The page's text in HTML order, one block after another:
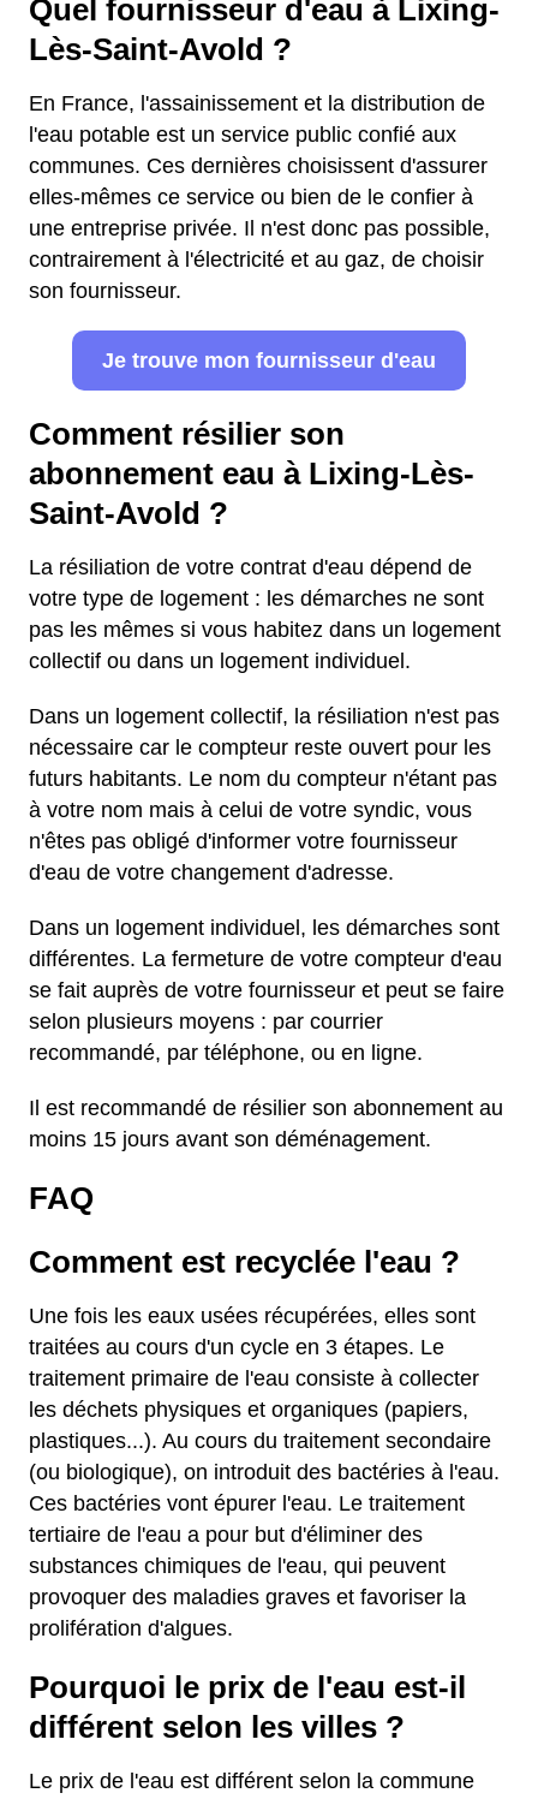
Quel fournisseur d'eau à Lixing-
Lès-Saint-Avold ?
En France, l'assainissement et la distribution de
l'eau potable est un service public confié aux
communes. Ces dernières choisissent d'assurer
elles-mêmes ce service ou bien de le confier à
une entreprise privée. Il n'est donc pas possible,
contrairement à l'électricité et au gaz, de choisir
son fournisseur.
Je trouve mon fournisseur d'eau
Comment résilier son
abonnement eau à Lixing-Lès-
Saint-Avold ?
La résiliation de votre contrat d'eau dépend de
votre type de logement : les démarches ne sont
pas les mêmes si vous habitez dans un logement
collectif ou dans un logement individuel.
Dans un logement collectif, la résiliation n'est pas
nécessaire car le compteur reste ouvert pour les
futurs habitants. Le nom du compteur n'étant pas
à votre nom mais à celui de votre syndic, vous
n'êtes pas obligé d'informer votre fournisseur
d'eau de votre changement d'adresse.
Dans un logement individuel, les démarches sont
différentes. La fermeture de votre compteur d'eau
se fait auprès de votre fournisseur et peut se faire
selon plusieurs moyens : par courrier
recommandé, par téléphone, ou en ligne.
Il est recommandé de résilier son abonnement au
moins 15 jours avant son déménagement.
FAQ
Comment est recyclée l'eau ?
Une fois les eaux usées récupérées, elles sont
traitées au cours d'un cycle en 3 étapes. Le
traitement primaire de l'eau consiste à collecter
les déchets physiques et organiques (papiers,
plastiques...). Au cours du traitement secondaire
(ou biologique), on introduit des bactéries à l'eau.
Ces bactéries vont épurer l'eau. Le traitement
tertiaire de l'eau a pour but d'éliminer des
substances chimiques de l'eau, qui peuvent
provoquer des maladies graves et favoriser la
prolifération d'algues.
Pourquoi le prix de l'eau est-il
différent selon les villes ?
Le prix de l'eau est différent selon la commune